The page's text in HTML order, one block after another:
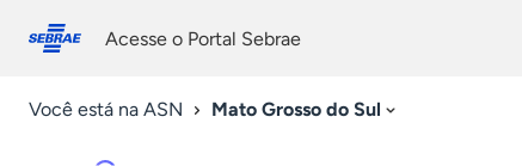
conosco
Acesse o Portal Sebrae
Você está na ASN Mato Grosso do Sul